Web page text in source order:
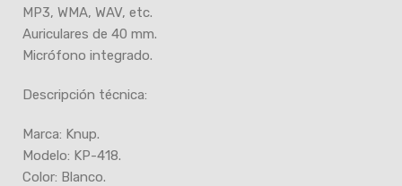
MP3, WMA, WAV, etc.
Auriculares de 40 mm.
Micrófono integrado.
Descripción técnica:
Marca: Knup.
Modelo: KP-418.
Color: Blanco.